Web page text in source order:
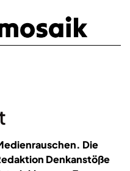
Die
Denkanstöße